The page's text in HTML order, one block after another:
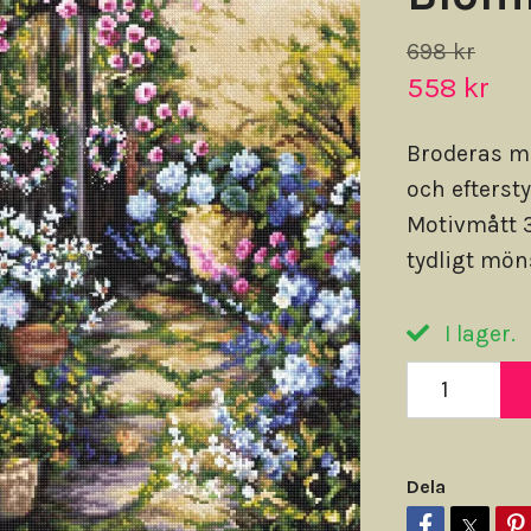
698 kr
558 kr
Broderas
och
Motivmått
tydligt
I lager.
Dela